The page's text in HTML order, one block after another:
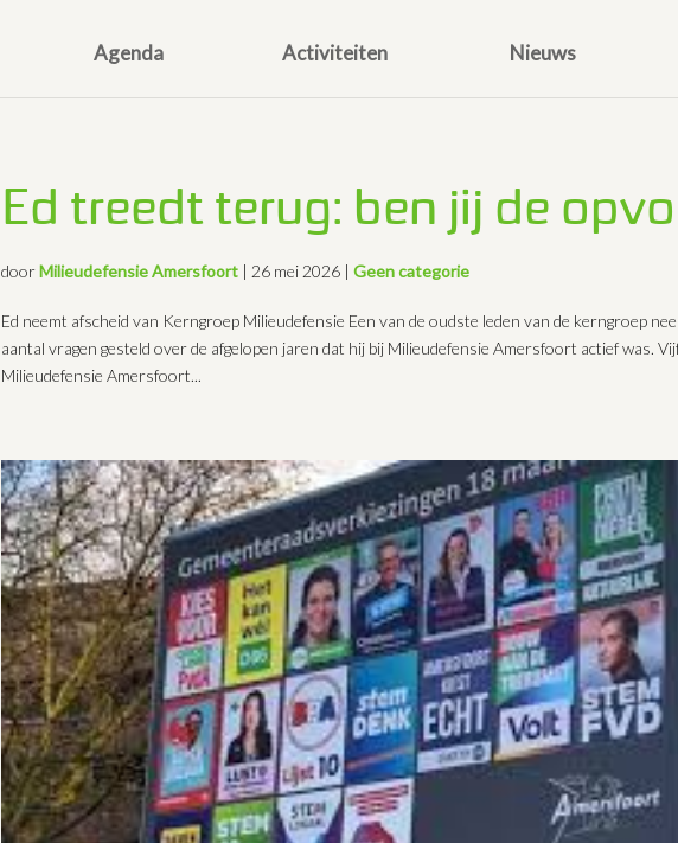
Agenda Activiteiten Nieuws
Ed treedt terug: ben jij de
doorMilieudefensie Amersfoort| 26 mei 2026| Geen categorie
Ed neemt afscheid van Kerngroep Milieudefensie Een van de oudste leden van de kerngroep
aantal vragen gesteld over de afgelopen jaren dat hij bij Milieudefensie Amersfoort actief was.
Milieudefensie Amersfoort...